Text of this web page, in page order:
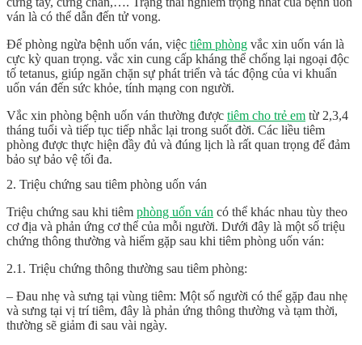
ván là có thể dẫn đến tử vong.
Để phòng ngừa bệnh uốn ván, việc tiêm phòng vắc xin uốn ván là
cực kỳ quan trọng. vắc xin cung cấp kháng thể chống lại ngoại độc
tố tetanus, giúp ngăn chặn sự phát triển và tác động của vi khuẩn
uốn ván đến sức khỏe, tính mạng con người.
Vắc xin phòng bệnh uốn ván thường được tiêm cho trẻ em từ 2,3,4
tháng tuổi và tiếp tục tiếp nhắc lại trong suốt đời. Các liều tiêm
phòng được thực hiện đầy đủ và đúng lịch là rất quan trọng để đảm
bảo sự bảo vệ tối đa.
2. Triệu chứng sau tiêm phòng uốn ván
Triệu chứng sau khi tiêm phòng uốn ván có thể khác nhau tùy theo
cơ địa và phản ứng cơ thể của mỗi người. Dưới đây là một số triệu
chứng thông thường và hiếm gặp sau khi tiêm phòng uốn ván:
2.1. Triệu chứng thông thường sau tiêm phòng:
– Đau nhẹ và sưng tại vùng tiêm: Một số người có thể gặp đau nhẹ
và sưng tại vị trí tiêm, đây là phản ứng thông thường và tạm thời,
thường sẽ giảm đi sau vài ngày.